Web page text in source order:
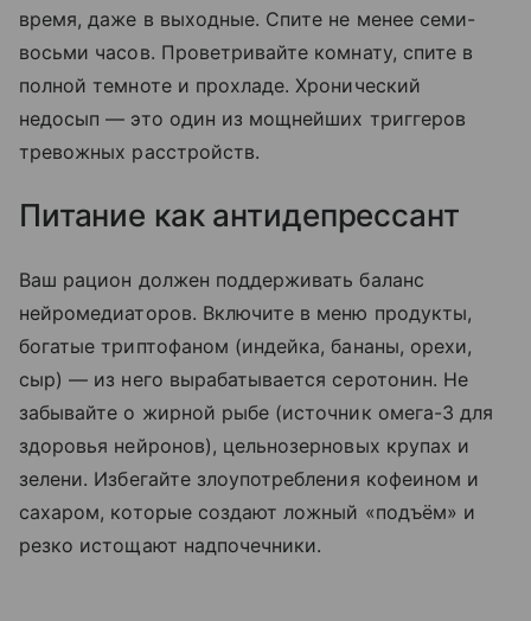
время, даже в выходные. Спите не менее семи-
восьми часов. Проветривайте комнату, спите в
полной темноте и прохладе. Хронический
недосып — это один из мощнейших триггеров
тревожных расстройств.
Питание как антидепрессант
Ваш рацион должен поддерживать баланс
нейромедиаторов. Включите в меню продукты,
богатые триптофаном (индейка, бананы, орехи,
сыр) — из него вырабатывается серотонин. Не
забывайте о жирной рыбе (источник омега-3 для
здоровья нейронов), цельнозерновых крупах и
зелени. Избегайте злоупотребления кофеином и
сахаром, которые создают ложный «подъём» и
резко истощают надпочечники.